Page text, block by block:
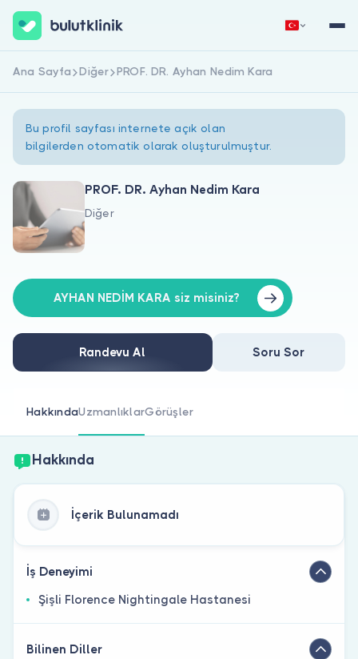
Hakkımızda
Doktorlar için
Doktor musunuz?
Hemen Kaydol Giriş Yap
Ana Sayfa Diğer PROF. DR. Ayhan Nedim Kara
Bu profil sayfası internete açık olan
bilgilerden otomatik olarak oluşturulmuştur.
PROF. DR. Ayhan Nedim Kara
Diğer
AYHAN NEDİM KARA siz misiniz?
Randevu Al Soru Sor
HakkındaUzmanlıklarGörüşler
Hakkında
İçerik Bulunamadı
İş Deneyimi
Şişli Florence Nightingale Hastanesi
Bilinen Diller